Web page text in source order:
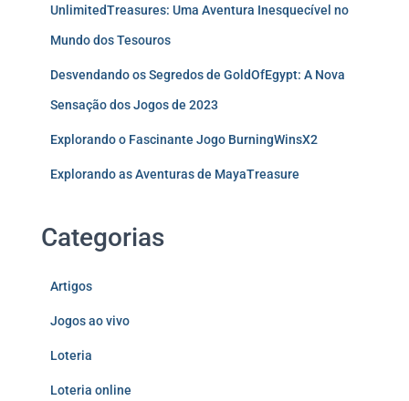
UnlimitedTreasures: Uma Aventura Inesquecível no
Mundo dos Tesouros
Desvendando os Segredos de GoldOfEgypt: A Nova
Sensação dos Jogos de 2023
Explorando o Fascinante Jogo BurningWinsX2
Explorando as Aventuras de MayaTreasure
Categorias
Artigos
Jogos ao vivo
Loteria
Loteria online